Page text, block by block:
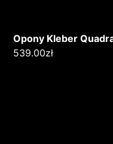
Opony Kleber
539.00zł